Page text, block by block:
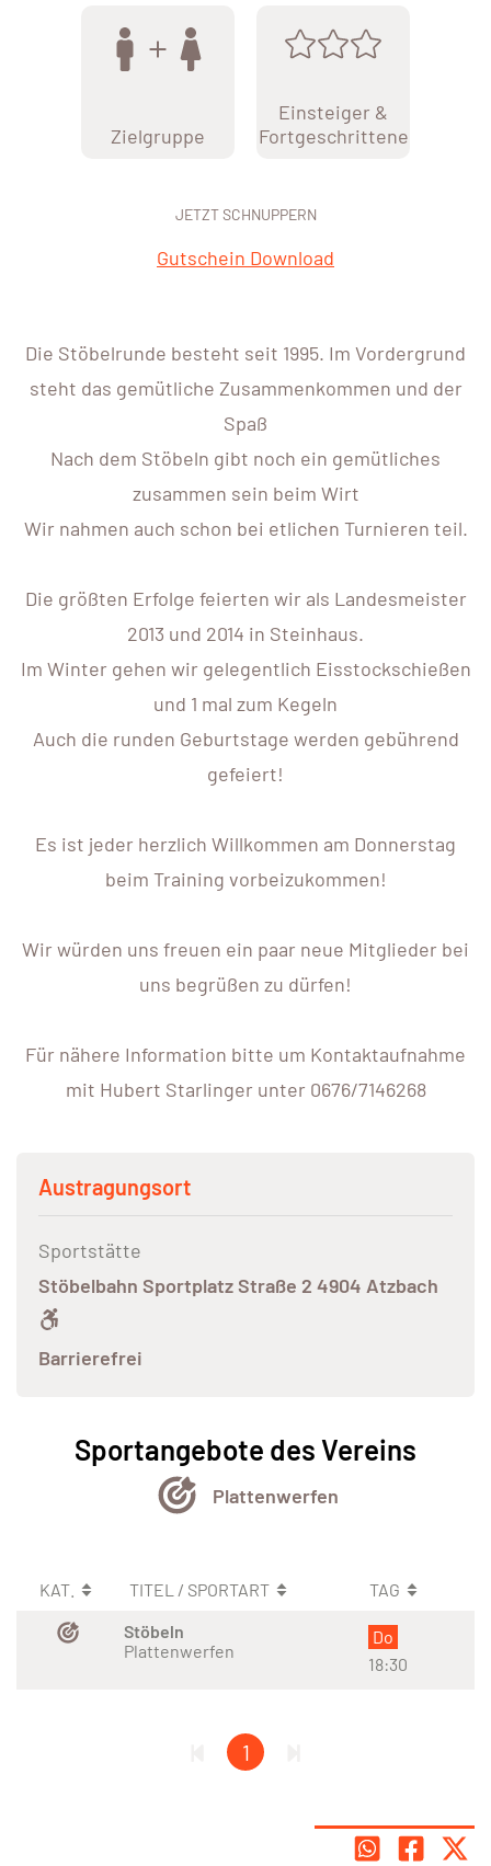
Zielgruppe
Einsteiger &
Fortgeschrittene
JETZT SCHNUPPERN
Gutschein Download
Die Stöbelrunde besteht seit 1995. Im Vordergrund
steht das gemütliche Zusammenkommen und der
Spaß
Nach dem Stöbeln gibt noch ein gemütliches
zusammen sein beim Wirt
Wir nahmen auch schon bei etlichen Turnieren teil.
Die größten Erfolge feierten wir als Landesmeister
2013 und 2014 in Steinhaus.
Im Winter gehen wir gelegentlich Eisstockschießen
und 1 mal zum Kegeln
Auch die runden Geburtstage werden gebührend
gefeiert!
Es ist jeder herzlich Willkommen am Donnerstag
beim Training vorbeizukommen!
Wir würden uns freuen ein paar neue Mitglieder bei
uns begrüßen zu dürfen!
Für nähere Information bitte um Kontaktaufnahme
mit Hubert Starlinger unter 0676/7146268
Austragungsort
Sportstätte
Stöbelbahn Sportplatz Straße 2 4904 Atzbach
Barrierefrei
Sportangebote des Vereins
Plattenwerfen
KAT. TITEL / SPORTART
TAG
Stöbeln
Plattenwerfen
Do
18:30
1